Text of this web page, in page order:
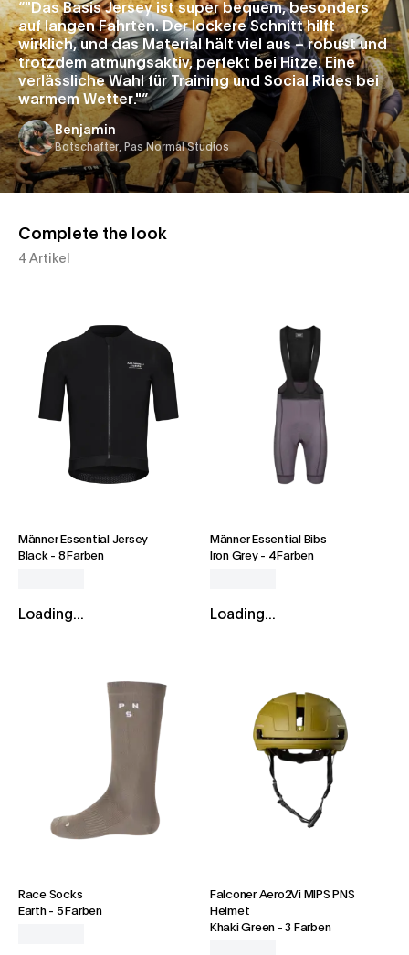
“"Das Basis Jersey ist super bequem, besonders
auf langen Fahrten. Der lockere Schnitt hilft
wirklich, und das Material hält viel aus – robust und
trotzdem atmungsaktiv, perfekt bei Hitze. Eine
verlässliche Wahl für Training und Social Rides bei
warmem Wetter."”
Benjamin
Botschafter, Pas Normal Studios
Complete the look
4 Artikel
Männer Essential Jersey
Black- 8 Farben
Loading...
Männer Essential Bibs
Iron Grey- 4 Farben
Loading...
Race Socks
Earth- 5 Farben
Falconer Aero2Vi MIPS PNS
Helmet
Khaki Green -3 Farben